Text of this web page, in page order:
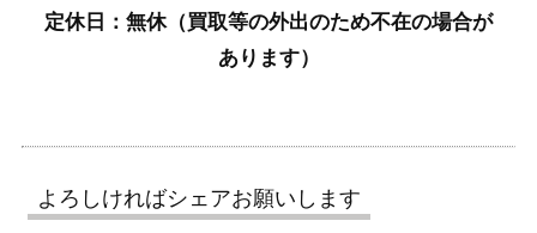
定休日：無休（買取等の外出のため不在の場合が
あります）
よろしければシェアお願いします